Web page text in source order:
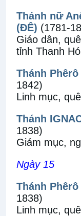
Thánh nữ
(ĐÊ) (1781-
Giáo dân,
tỉnh Thanh
Thánh Phêrô
1842)
Linh mục,
Thánh
1838)
Giám mục,
Ngày 15
Thánh Phêrô
1838)
Linh mục,